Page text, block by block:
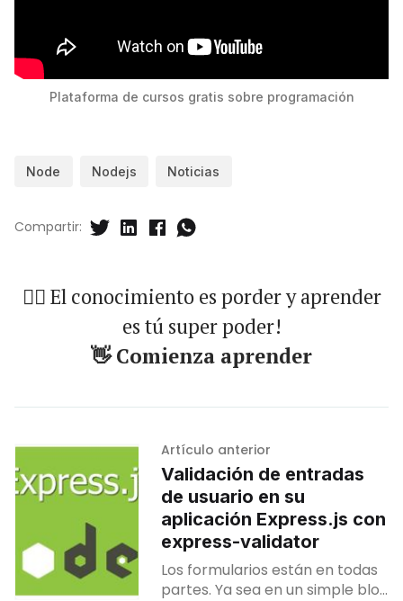
Plataforma de cursos gratis sobre programación
Node Nodejs Noticias
Compartir:
🐱‍🏍 El conocimiento es porder y aprender
es tú super poder!
👋 Comienza aprender
Artículo anterior
Validación de entradas
de usuario en su
aplicación Express.js con
express-validator
Los formularios están en todas
partes. Ya sea en un simple blog